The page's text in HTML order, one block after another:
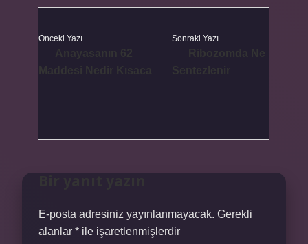
Önceki Yazı Sonraki Yazı
E-posta adresiniz yayınlanmayacak. Gerekli
alanlar * ile işaretlenmişlerdir